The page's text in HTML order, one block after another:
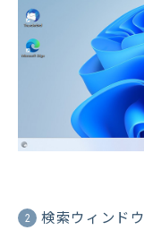
2 検索ウィンド